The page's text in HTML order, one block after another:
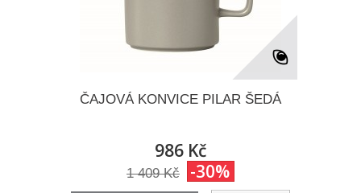
ČAJOVÁ KONVICE PILAR ŠEDÁ
986 Kč
1 409 Kč -30%